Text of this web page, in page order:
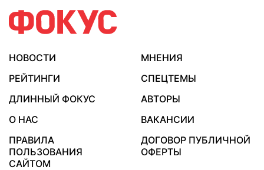
НОВОСТИ
МНЕНИЯ
РЕЙТИНГИ
СПЕЦТЕМЫ
ДЛИННЫЙ ФОКУС
АВТОРЫ
О НАС
ВАКАНСИИ
ПРАВИЛА
ПОЛЬЗОВАНИЯ
САЙТОМ
ДОГОВОР ПУБЛИЧНОЙ
ОФЕРТЫ